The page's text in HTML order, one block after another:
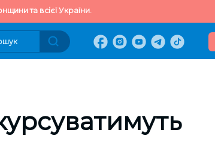
та всієї України.